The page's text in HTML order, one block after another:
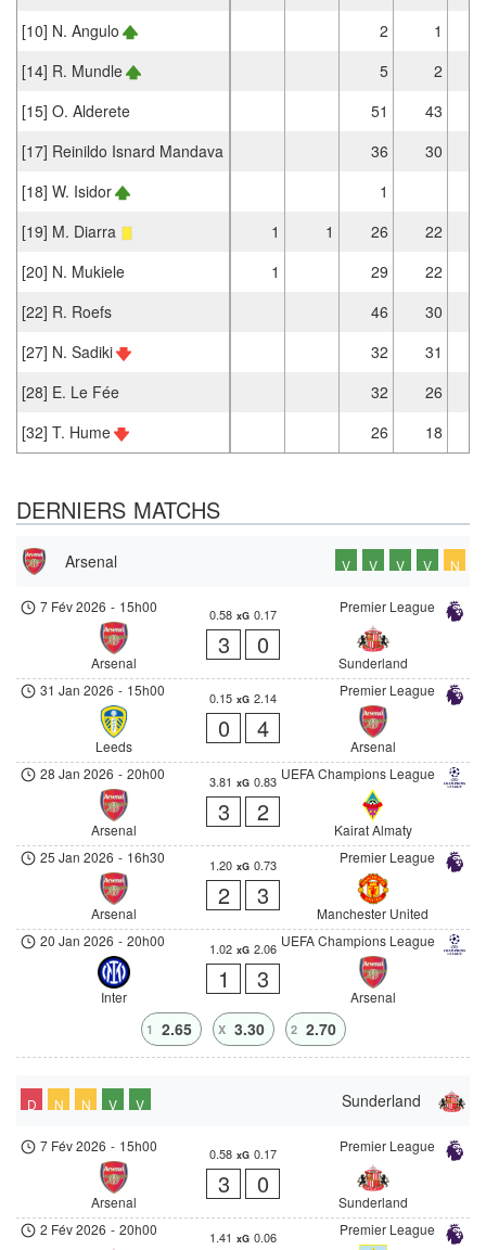
[10] N. Angulo
2
1
[14] R. Mundle
5
2
[15] O. Alderete
51
43
[17] Reinildo Isnard Mandava
36
30
[18] W. Isidor
1
[19] M. Diarra
1 1 26
22
[20] N. Mukiele
1 29
22
[22] R. Roefs
46
30
[27] N. Sadiki
32
31
[28] E. Le Fée
32
26
[32] T. Hume
26 18
DERNIERS MATCHS
Arsenal V V V V N
Premier League
7 Fév 2026 - 15h00
Arsenal
0.58 xG 0.17
3 0
Sunderland
Premier League
31 Jan 2026 - 15h00
Leeds
0.15 xG 2.14
0 4
Arsenal
UEFA Champions League
28 Jan 2026 - 20h00
Arsenal
3.81 xG 0.83
3 2
Kairat Almaty
Premier League
25 Jan 2026 - 16h30
Arsenal
1.20 xG 0.73
2 3
Manchester United
UEFA Champions League
20 Jan 2026 - 20h00
Inter
1.02 xG 2.06
1 3
Arsenal
1 2.65 X 3.30 2 2.70
Sunderland
D N N V V
Premier League
7 Fév 2026 - 15h00
Arsenal
0.58 xG 0.17
3 0
Sunderland
Premier League
2 Fév 2026 - 20h00 1.41 xG 0.06